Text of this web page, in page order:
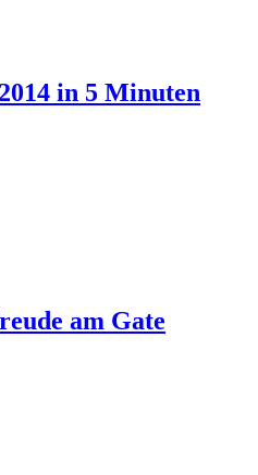
in 5 Minuten
am Gate